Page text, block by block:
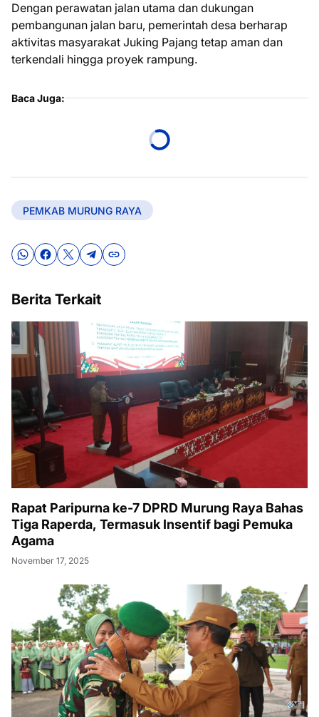
Dengan perawatan jalan utama dan dukungan
pembangunan jalan baru, pemerintah desa berharap
aktivitas masyarakat Juking Pajang tetap aman dan
terkendali hingga proyek rampung.
Baca Juga:
PEMKAB MURUNG RAYA
Berita Terkait
Rapat Paripurna ke-7 DPRD Murung Raya Bahas
Tiga Raperda, Termasuk Insentif bagi Pemuka
Agama
November 17, 2025